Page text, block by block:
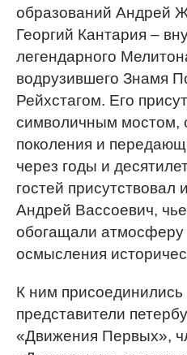
образований Андрей
Георгий Кантария –
легендарного
водрузившего Знамя
Рейхстагом. Его
символичным мостом,
поколения и
через годы и
гостей
Андрей Вассоевич,
обогащали атмосферу
осмысления
К ним
представители
«Движения Первых»,